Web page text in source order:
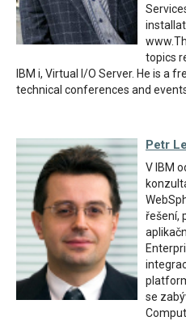
topics
IBM i, Virtual I/O Server. He is a
technical conferences and
Petr
V IBM
řešení,
se